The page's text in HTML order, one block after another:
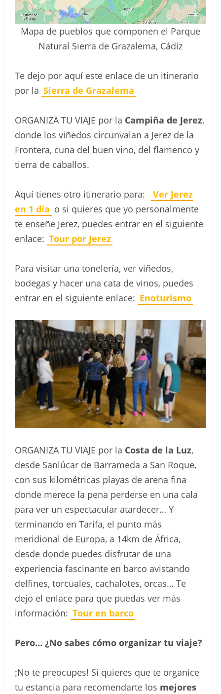
Mapa de pueblos que componen el Parque
Natural Sierra de Grazalema, Cádiz
Te dejo por aquí este enlace de un itinerario
por la Sierra de Grazalema
ORGANIZA TU VIAJE por la Campiña de Jerez,
donde los viñedos circunvalan a Jerez de la
Frontera, cuna del buen vino, del flamenco y
tierra de caballos.
Aquí tienes otro itinerario para:
Ver Jerez
en 1 día o si quieres que yo personalmente
te enseñe Jerez, puedes entrar en el siguiente
enlace: Tour por Jerez
Para visitar una tonelería, ver viñedos,
bodegas y hacer una cata de vinos, puedes
entrar en el siguiente enlace: Enoturismo
ORGANIZA TU VIAJE por la Costa de la Luz,
desde Sanlúcar de Barrameda a San Roque,
con sus kilométricas playas de arena fina
donde merece la pena perderse en una cala
para ver un espectacular atardecer… Y
terminando en Tarifa, el punto más
meridional de Europa, a 14km de África,
desde donde puedes disfrutar de una
experiencia fascinante en barco avistando
delfines, torcuales, cachalotes, orcas… Te
dejo el enlace para que puedas ver más
información: Tour en barco
Pero… ¿No sabes cómo organizar tu viaje?
¡No te preocupes! Si quieres que te organice
tu estancia para recomendarte los mejores